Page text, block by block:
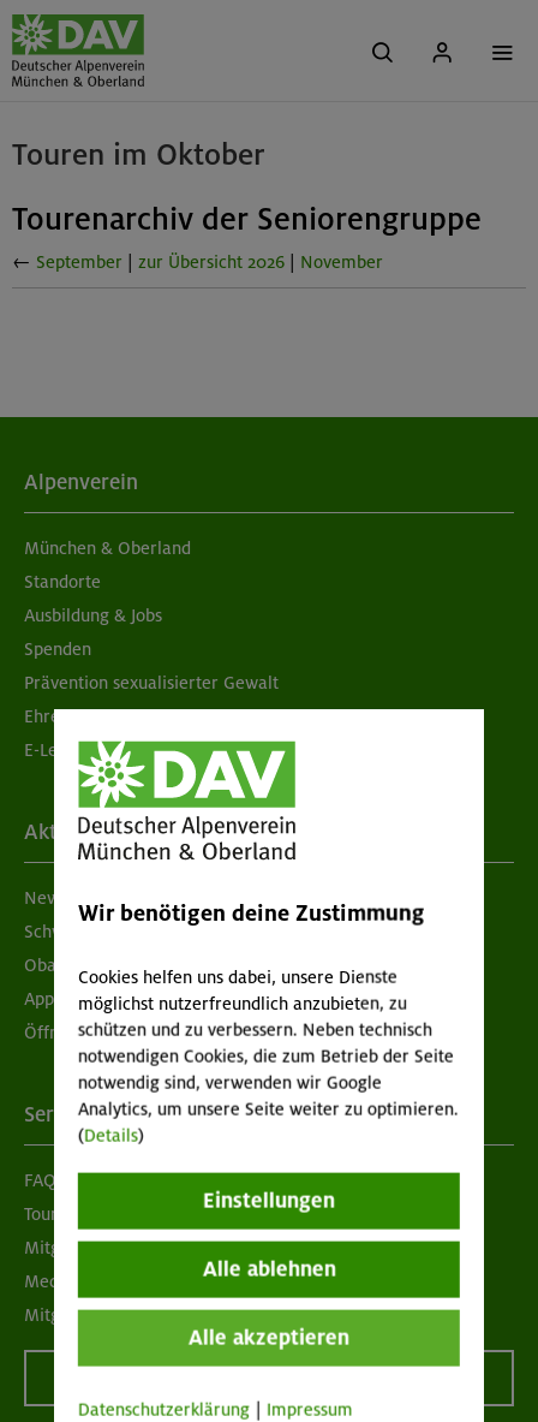
Touren im Oktober
Tourenarchiv der Seniorengruppe
← September zur Übersicht 2026 November
Alpenverein
München & Oberland
Standorte
Ausbildung & Jobs
Spenden
Prävention sexualisierter Gewalt
Ehrenamtsbörse
E-Learning
Aktuelles
Newsletter
Schwarzes Brett
Obacht geben!
App "Mein DAV+"
Öffnungszeiten
Services
FAQ
Tour der Woche
Mitgliedermagazin alpinwelt
Mediadaten
Mitgliedschaft kündigen
Wir benötigen deine Zustimmung
Cookies helfen uns dabei, unsere Dienste
möglichst nutzerfreundlich anzubieten, zu
schützen und zu verbessern. Neben technisch
notwendigen Cookies, die zum Betrieb der Seite
notwendig sind, verwenden wir Google
Analytics, um unsere Seite weiter zu optimieren.
(Details)
Einstellungen
Alle ablehnen
Alle akzeptieren
Datenschutzerklärung Impressum